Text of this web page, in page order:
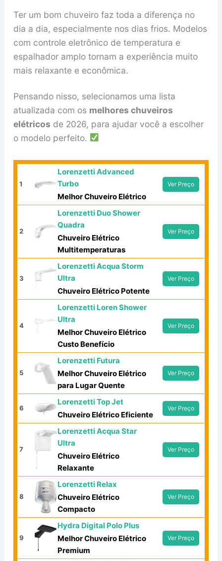
Ter um bom chuveiro faz toda a diferença no
dia a dia, especialmente nos dias frios. Modelos
com controle eletrônico de temperatura e
espalhador amplo tornam a experiência muito
mais relaxante e econômica.
Pensando nisso, selecionamos uma lista
atualizada com os melhores chuveiros
elétricos de 2026, para ajudar você a escolher
o modelo perfeito.
1
Lorenzetti Advanced
Turbo
Melhor Chuveiro Elétrico
Ver Preço
2
Lorenzetti Duo Shower
Quadra
Chuveiro Elétrico
Multitemperaturas
Ver Preço
3
Lorenzetti Acqua Storm
Ultra
Chuveiro Elétrico Potente
Ver Preço
4
Lorenzetti Loren Shower
Ultra
Melhor Chuveiro Elétrico
Custo Benefício
Ver Preço
5
Lorenzetti Futura
Melhor Chuveiro Elétrico
para Lugar Quente
Ver Preço
6
Lorenzetti Top Jet
Chuveiro Elétrico Eficiente
Ver Preço
7
Lorenzetti Acqua Star
Ultra
Chuveiro Elétrico
Relaxante
Ver Preço
8
Lorenzetti Relax
Chuveiro Elétrico
Compacto
Ver Preço
9
Hydra Digital Polo Plus
Melhor Chuveiro Elétrico
Premium
Ver Preço